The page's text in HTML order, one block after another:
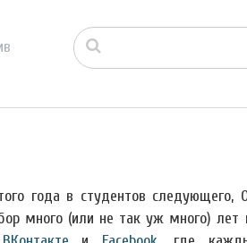
года в студентов следующего,
много (или не так уж много)